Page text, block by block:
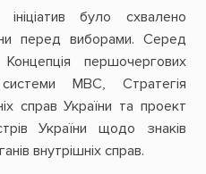
було схвалено
перед виборами. Серед
першочергових
МВС, Стратегія
справ України та проект
України щодо знаків
внутрішніх справ.